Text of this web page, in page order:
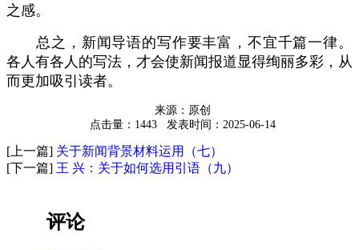
之感。
总之，新闻导语的写作要丰富，不宜千篇一律。
各人有各人的写法，才会使新闻报道显得绚丽多彩，从
而更加吸引读者。
来源：原创
点击量：1443
发表时间：2025-06-14
[上一篇] 关于新闻背景材料运用（七）
[下一篇] 王 兴：关于如何选用引语（九）
评论